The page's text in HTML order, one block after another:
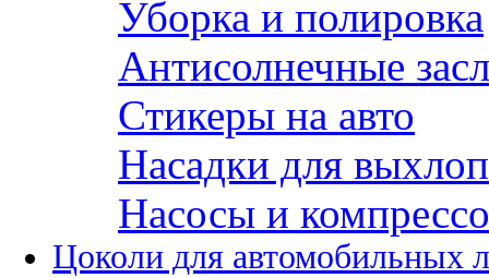
Уборка и полировка
Антисолнечные
Стикеры на авто
Насадки для
Насосы и
Цоколи для автомобильных